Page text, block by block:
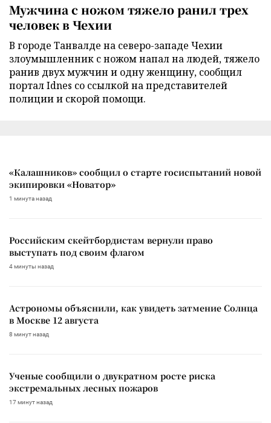
Мужчина с ножом тяжело ранил трех
человек в Чехии
В городе Танвалде на северо-западе Чехии
злоумышленник с ножом напал на людей, тяжело
ранив двух мужчин и одну женщину, сообщил
портал Idnes со ссылкой на представителей
полиции и скорой помощи.
«Калашников» сообщил о старте госиспытаний новой
экипировки «Новатор»
1 минута назад
Российским скейтбордистам вернули право
выступать под своим флагом
4 минуты назад
Астрономы объяснили, как увидеть затмение Солнца
в Москве 12 августа
8 минут назад
Ученые сообщили о двукратном росте риска
экстремальных лесных пожаров
17 минут назад